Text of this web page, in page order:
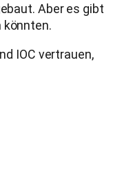
Aber es gibt
könnten.
IOC vertrauen,